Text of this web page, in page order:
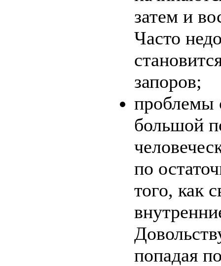
затем и
Часто
запоров;
проблемы
большой
по
того, как
попадая